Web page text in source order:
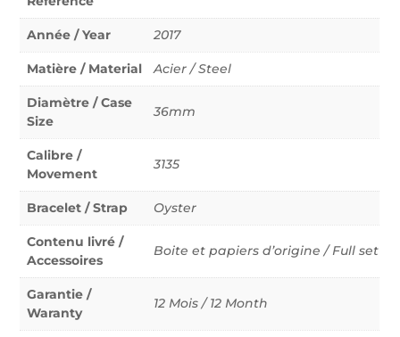
Année / Year 2017
Matière / Material Acier / Steel
Diamètre / Case
Size
36mm
Calibre /
Movement
3135
Bracelet / Strap Oyster
Contenu livré /
Accessoires
Boite et papiers d’origine / Full set
Garantie /
Waranty
12 Mois / 12 Month